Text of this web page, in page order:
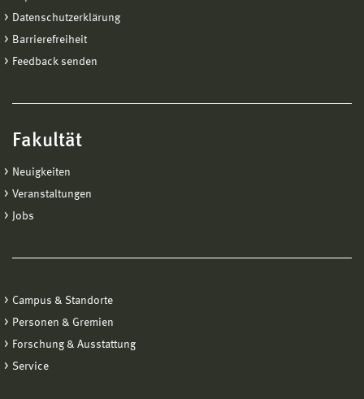
Datenschutzerklärung
Barrierefreiheit
Feedback senden
Fakultät
Neuigkeiten
Veranstaltungen
Jobs
Campus & Standorte
Personen & Gremien
Forschung & Ausstattung
Service